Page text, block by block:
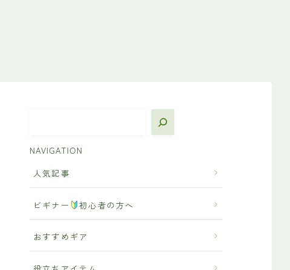
NAVIGATION
人気記事
ビギナー 初心者の方へ
おすすめギア